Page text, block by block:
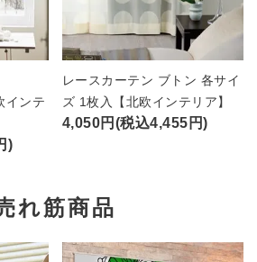
インテ
)
レースカーテン ブトン 各サイ
ズ 1枚入【北欧インテリア】
4,050円(税込4,455円)
れ筋商品